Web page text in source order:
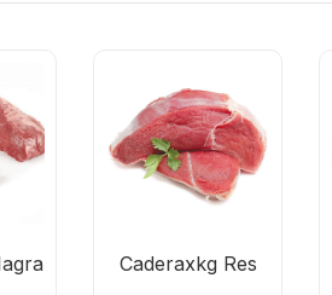
Caderaxkg Res